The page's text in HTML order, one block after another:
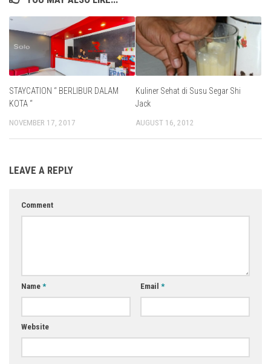
STAYCATION “ BERLIBUR DALAM
KOTA “
NOVEMBER 17, 2017
Kuliner Sehat di Susu Segar Shi
Jack
AUGUST 16, 2012
LEAVE A REPLY
Comment
Name * Email *
Website